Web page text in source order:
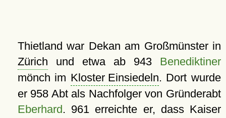
Thietland war Dekan am Großmünster in
Zürich und etwa ab 943 Benediktiner
mönch im Kloster Einsiedeln. Dort wurde
er 958 Abt als Nachfolger von Gründerabt
Eberhard. 961 erreichte er, dass Kaiser